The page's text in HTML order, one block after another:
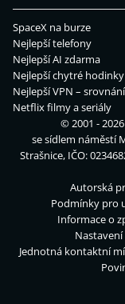
SpaceX na burze
Nejlepší telefony
Nejlepší AI zdarma
Nejlepší chytré hodinky
Nejlepší VPN – srovnání
Netflix filmy a seriály
© 2001 -
se sídlem náměstí
Strašnice, IČO:
Autorská
Podmínky pro
Informace o
Jednotná kontaktní